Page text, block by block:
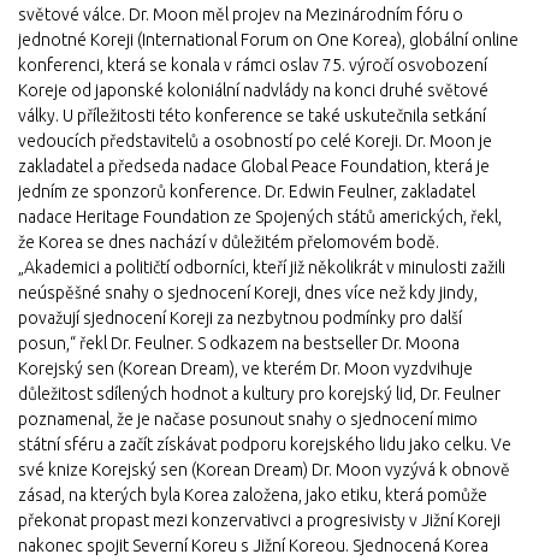
světové válce. Dr. Moon měl projev na Mezinárodním fóru o
jednotné Koreji (International Forum on One Korea), globální online
konferenci, která se konala v rámci oslav 75. výročí osvobození
Koreje od japonské koloniální nadvlády na konci druhé světové
války. U příležitosti této konference se také uskutečnila setkání
vedoucích představitelů a osobností po celé Koreji. Dr. Moon je
zakladatel a předseda nadace Global Peace Foundation, která je
jedním ze sponzorů konference. Dr. Edwin Feulner, zakladatel
nadace Heritage Foundation ze Spojených států amerických, řekl,
že Korea se dnes nachází v důležitém přelomovém bodě.
„Akademici a političtí odborníci, kteří již několikrát v minulosti zažili
neúspěšné snahy o sjednocení Koreji, dnes více než kdy jindy,
považují sjednocení Koreji za nezbytnou podmínky pro další
posun,“ řekl Dr. Feulner. S odkazem na bestseller Dr. Moona
Korejský sen (Korean Dream), ve kterém Dr. Moon vyzdvihuje
důležitost sdílených hodnot a kultury pro korejský lid, Dr. Feulner
poznamenal, že je načase posunout snahy o sjednocení mimo
státní sféru a začít získávat podporu korejského lidu jako celku. Ve
své knize Korejský sen (Korean Dream) Dr. Moon vyzývá k obnově
zásad, na kterých byla Korea založena, jako etiku, která pomůže
překonat propast mezi konzervativci a progresivisty v Jižní Koreji
nakonec spojit Severní Koreu s Jižní Koreou. Sjednocená Korea